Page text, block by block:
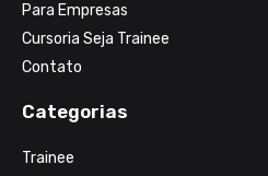
Para Empresas
Cursoria Seja Trainee
Contato
Categorias
Trainee